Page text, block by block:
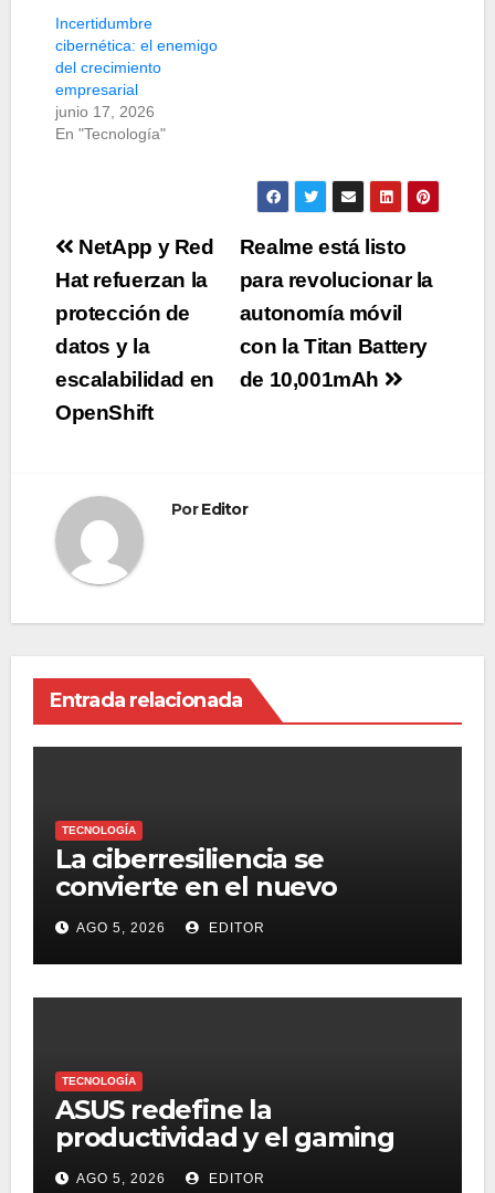
Incertidumbre
cibernética: el enemigo
del crecimiento
empresarial
junio 17, 2026
En "Tecnología"
Navegación
de
entradas
Realme está listo
para revolucionar la
autonomía móvil
con la Titan Battery
de 10,001mAh
NetApp y Red
Hat refuerzan la
protección de
datos y la
escalabilidad en
OpenShift
PorEditor
Entrada relacionada
TECNOLOGÍA
La ciberresiliencia se
convierte en el nuevo
estándar para proteger a las
organizaciones frente al
ransomware
AGO 5, 2026 EDITOR
TECNOLOGÍA
ASUS redefine la
productividad y el gaming
con la experiencia Duo
AGO 5, 2026 EDITOR